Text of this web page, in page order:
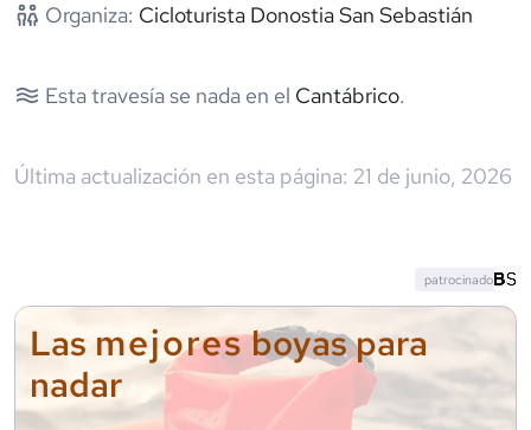
Organiza: Cicloturista Donostia San Sebastián
Esta travesía se nada en el Cantábrico.
Última actualización en esta página: 21 de junio, 2026
Las mejoresboyas para
nadar
patrocinado